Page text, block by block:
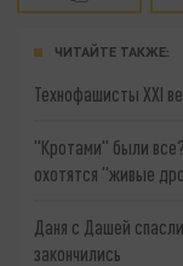
ЧИТАЙТЕ ТАКЖЕ:
Технофашисты XXI
"Кротами" были
охотятся "живые
Даня с Дашей
закончились